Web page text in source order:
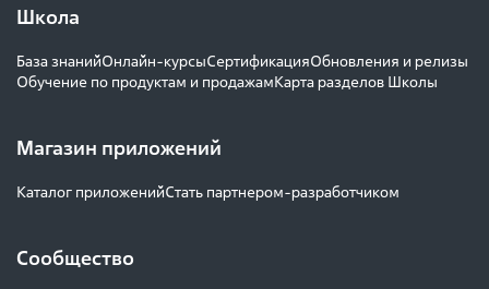
Школа
База знанийОнлайн-курсыСертификацияОбновления и релизы
Обучение по продуктам и продажамКарта разделов Школы
Магазин приложений
Каталог приложенийСтать партнером-разработчиком
Сообщество